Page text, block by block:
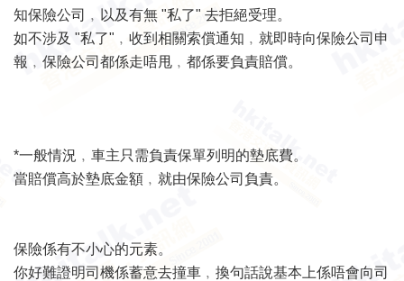
知保險公司﹐以及有無 "私了" 去拒絕受理。
如不涉及 "私了"﹐收到相關索償通知﹐就即時向保險公司申
報﹐保險公司都係走唔甩﹐都係要負責賠償。
*一般情況﹐車主只需負責保單列明的墊底費。
當賠償高於墊底金額﹐就由保險公司負責。
保險係有不小心的元素。
你好難證明司機係蓄意去撞車﹐換句話說基本上係唔會向司